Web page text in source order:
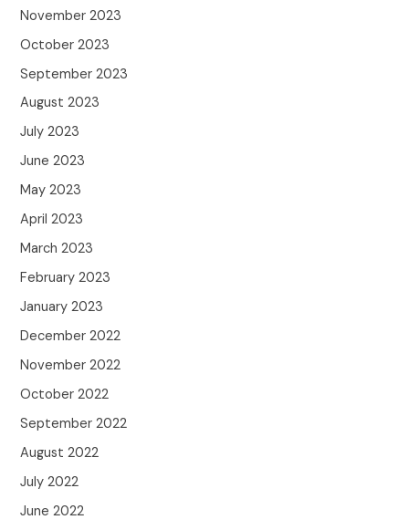
November 2023
October 2023
September 2023
August 2023
July 2023
June 2023
May 2023
April 2023
March 2023
February 2023
January 2023
December 2022
November 2022
October 2022
September 2022
August 2022
July 2022
June 2022